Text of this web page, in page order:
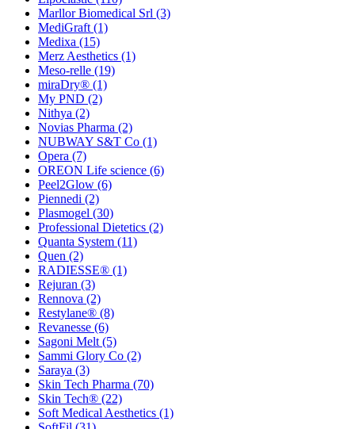
Marllor Biomedical Srl (3)
MediGraft (1)
Medixa (15)
Merz Aesthetics (1)
Meso-relle (19)
miraDry® (1)
My PND (2)
Nithya (2)
Novias Pharma (2)
NUBWAY S&T Co (1)
Opera (7)
OREON Life science (6)
Peel2Glow (6)
Piennedi (2)
Plasmogel (30)
Professional Dietetics (2)
Quanta System (11)
Quen (2)
RADIESSE® (1)
Rejuran (3)
Rennova (2)
Restylane® (8)
Revanesse (6)
Sagoni Melt (5)
Sammi Glory Co (2)
Saraya (3)
Skin Tech Pharma (70)
Skin Tech® (22)
Soft Medical Aesthetics (1)